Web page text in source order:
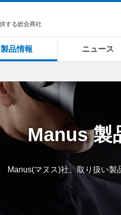
する総合商社
製品情報 ニュース
Manus 製
Manus(マヌス)社、取り扱い製